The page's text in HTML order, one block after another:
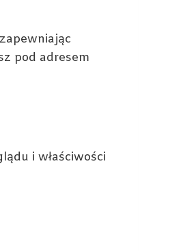
pod adresem
i właściwości